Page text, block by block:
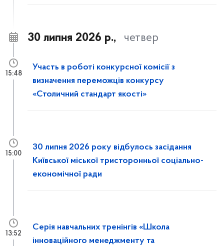
30 липня 2026 р., четвер
Участь в роботі конкурсної комісії з
визначення переможців конкурсу
«Столичний стандарт якості»
15:48
30 липня 2026 року відбулось засідання
Київської міської тристоронньої соціально-
економічної ради
15:00
Серія навчальних тренінгів «Школа
інноваційного менеджменту та
13:52